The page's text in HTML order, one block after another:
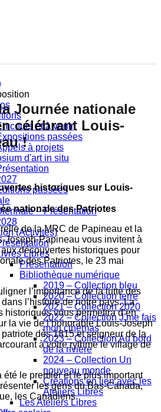
cours et à venir
passées
à projets
d'art in situ
passées
– Présentation
(Activités)
Libres
Présentation
Bibliothèque numérique
2019 – Collection bleu
2020 – Collection terre
2021 – Collection 2020
2022 – Collection J’me fais
mon cinemas
2023 – Collection Au bord
de la rivière
2024 – Collection Un
nouveau monde
Créations en lien avec les
Ateliers Libres
Les Ateliers Libres
Journée nationale
célébrant Louis-
!
historiques sur Louis-
nationale des Patriotes
de la MRC de Papineau et la
Joseph-Papineau vous invitent à
découvertes historiques pour
des Patriotes, le 23 mai
l’importance de la lutte des
l’histoire de notre pays. La
vous permettra d’en
la vie de l’honorable Louis-Joseph
dès 1815 et seigneur de la
à votre rythme le village de
été le premier et le plus important
les gens du Bas-Canada,
les Canadiens.